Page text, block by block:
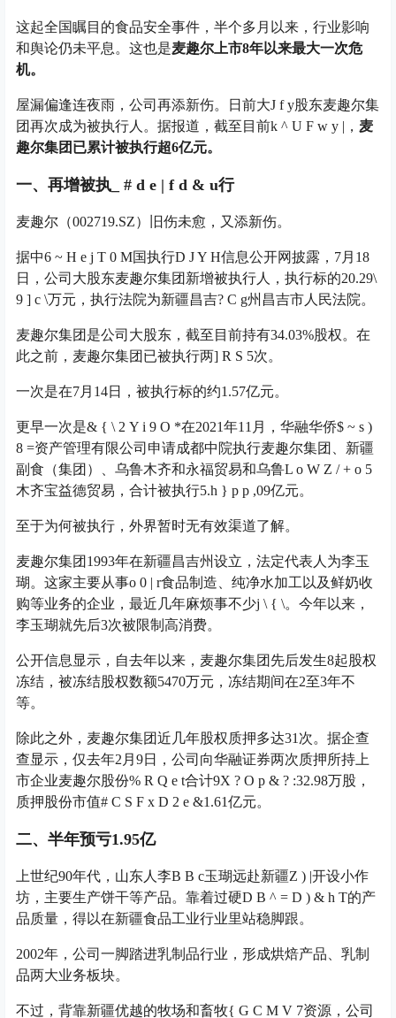
这起全国瞩目的食品安全事件，半个多月以来，行业影响
和舆论仍未平息。这也是麦趣尔上市8年以来最大一次危
机。
屋漏偏逢连夜雨，公司再添新伤。日前大J f y股东麦趣尔集
团再次成为被执行人。据报道，截至目前k ^ U F w y | ， 麦
趣尔集团已累计被执行超6亿元。
一、再增被执 _ # d e | f d & u行
麦趣尔（002719.SZ）旧伤未愈，又添新伤。
据中6 ~ H e j T 0 M国执行D J Y H信息公开网披露，7月18
日，公司大股东麦趣尔集团新增被执行人，执行标的20.29\
9 ] c \万元，执行法院为新疆昌吉? C g州昌吉市人民法院。
麦趣尔集团是公司大股东，截至目前持有34.03%股权。在
此之前，麦趣尔集团已被执行两] R S 5次。
一次是在7月14日，被执行标的约1.57亿元。
更早一次是& { \ 2 Y i 9 O *在2021年11月，华融华侨$ ~ s )
8 =资产管理有限公司申请成都中院执行麦趣尔集团、新疆
副食（集团）、乌鲁木齐和永福贸易和乌鲁L o W Z / + o 5
木齐宝益德贸易，合计被执行5.h } p p ,09亿元。
至于为何被执行，外界暂时无有效渠道了解。
麦趣尔集团1993年在新疆昌吉州设立，法定代表人为李玉
瑚。这家主要从事o 0 | r食品制造、纯净水加工以及鲜奶收
购等业务的企业，最近几年麻烦事不少j \ { \。今年以来，
李玉瑚就先后3次被限制高消费。
公开信息显示，自去年以来，麦趣尔集团先后发生8起股权
冻结，被冻结股权数额5470万元，冻结期间在2至3年不
等。
除此之外，麦趣尔集团近几年股权质押多达31次。据企查
查显示，仅去年2月9日，公司向华融证券两次质押所持上
市企业麦趣尔股份% R Q e t合计9X ? O p & ? :32.98万股，
质押股份市值# C S F x D 2 e &1.61亿元。
二、半年预亏1.95亿
上世纪90年代，山东人李B B c玉瑚远赴新疆Z ) |开设小作
坊，主要生产饼干等产品。靠着过硬D B ^ = D ) & h T的产
品质量，得以在新疆食品工业行业里站稳脚跟。
2002年，公司一脚踏进乳制品行业，形成烘焙产品、乳制
品两大业务板块。
不过，背靠新疆优越的牧场和畜牧{ G C M V 7资源，公司